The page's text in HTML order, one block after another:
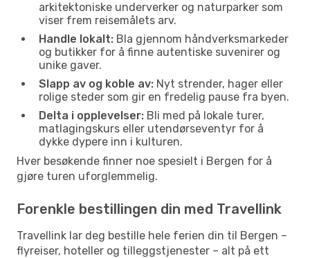
arkitektoniske underverker og naturparker som
viser frem reisemålets arv.
Handle lokalt: Bla gjennom håndverksmarkeder
og butikker for å finne autentiske suvenirer og
unike gaver.
Slapp av og koble av: Nyt strender, hager eller
rolige steder som gir en fredelig pause fra byen.
Delta i opplevelser: Bli med på lokale turer,
matlagingskurs eller utendørseventyr for å
dykke dypere inn i kulturen.
Hver besøkende finner noe spesielt i Bergen for å
gjøre turen uforglemmelig.
Forenkle bestillingen din med Travellink
Travellink lar deg bestille hele ferien din til Bergen –
flyreiser, hoteller og tilleggstjenester – alt på ett